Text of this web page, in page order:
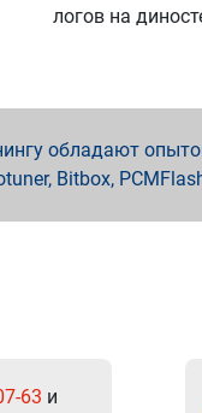
логов на
обладают
Bitbox,
63 и